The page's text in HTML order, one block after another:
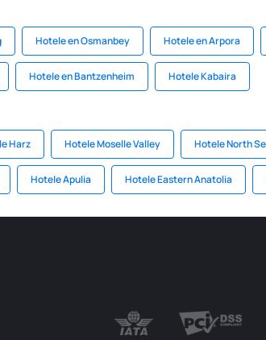
Hotele en Osmanbey Hotele en Arpora
Hotele en Bantzenheim Hotele Kabaira
Harz Hotele Moselle Valley Hotele North
Hotele Apulia Hotele Eastern Anatolia